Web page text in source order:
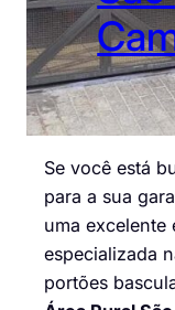
Se você está
para a sua
uma excelente
especializada
portões